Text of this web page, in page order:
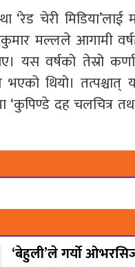
चेरी मिडिया’लाई
मल्लले आगामी
वर्षको तेस्रो
थियो। तत्पश्चात्
दह चलचित्र
‘बेहुली’ले गर्यो